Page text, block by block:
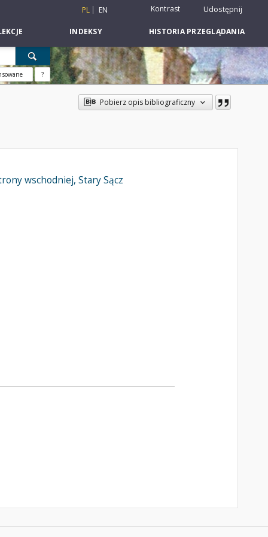
PL EN Kontrast Udostępnij
INDEKSY HISTORIA PRZEGLĄDANIA
?
Pobierz opis bibliograficzny
wschodniej, Stary Sącz